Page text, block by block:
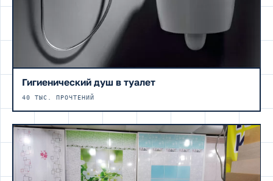
Гигиенический душ в туалет
40 ТЫС. ПРОЧТЕНИЙ